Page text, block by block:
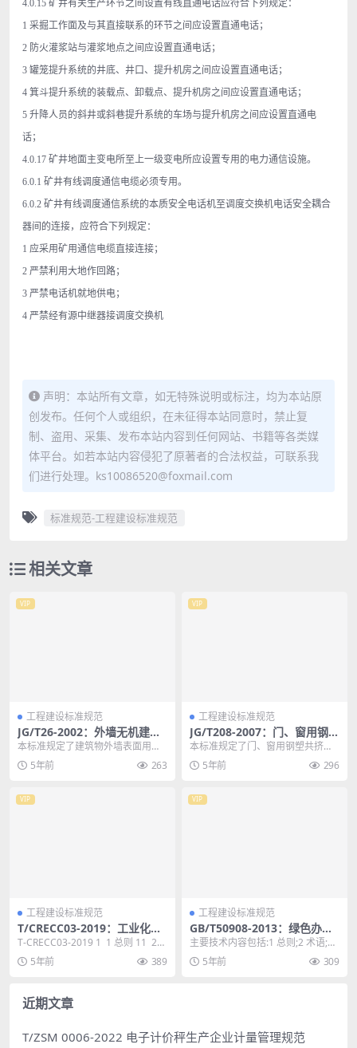
4.0.15 矿井有关生产环节之间设置有线直通电话应符合下列规定：
1 采掘工作面及与其直接联系的环节之间应设置直通电话；
2 防火灌浆站与灌浆地点之间应设置直通电话；
3 罐笼提升系统的井底、井口、提升机房之间应设置直通电话；
4 箕斗提升系统的装载点、卸载点、提升机房之间应设置直通电话；
5 升降人员的斜井或斜巷提升系统的车场与提升机房之间应设置直通电
话；
4.0.17 矿井地面主变电所至上一级变电所应设置专用的电力通信设施。
6.0.1 矿井有线调度通信电缆必须专用。
6.0.2 矿井有线调度通信系统的本质安全电话机至调度交换机电话安全耦合
器间的连接，应符合下列规定：
1 应采用矿用通信电缆直接连接；
2 严禁利用大地作回路；
3 严禁电话机就地供电；
4 严禁经有源中继器接调度交换机
声明：本站所有文章，如无特殊说明或标注，均为本站原
创发布。任何个人或组织，在未征得本站同意时，禁止复
制、盗用、采集、发布本站内容到任何网站、书籍等各类媒
体平台。如若本站内容侵犯了原著者的合法权益，可联系我
们进行处理。ks10086520@foxmail.com
标准规范-工程建设标准规范
相关文章
VIP
工程建设标准规范
JG/T26-2002：外墙无机建筑
涂料
本标准规定了建筑物外墙表面用无
机建筑涂料的技术要求、试验方
法、检验规则、包装、标...
5年前 263
VIP
工程建设标准规范
JG/T208-2007：门、窗用钢塑
共挤微发泡型材
本标准规定了门、窗用钢塑共挤微
发泡型材的分类、代号、标记、要
求、试验方法、检验规...
5年前 296
VIP
工程建设标准规范
T/CRECC03-2019：工业化建
筑综合评价标准
T-CRECC03-2019 1 1 总则 11 2
术语 12 3 基本...
5年前 389
VIP
工程建设标准规范
GB/T50908-2013：绿色办公
建筑评价标准
主要技术内容包括:1 总则;2 术语;3
基本规定;4 节地与室外环境;5 节
能...5年前 309
近期文章
T/ZSM 0006-2022 电子计价秤生产企业计量管理规范